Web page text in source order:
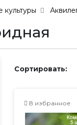
культуры
Сортировать:
В избранное